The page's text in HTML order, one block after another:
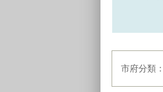
市府分類：